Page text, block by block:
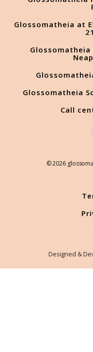
Glossomatheia at
Glossomatheia
Glossomatheia
Call
© 2026
Designed &